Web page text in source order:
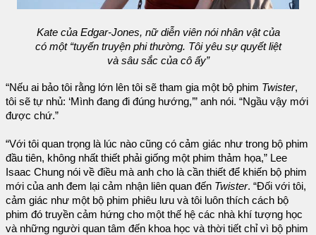
Kate của Edgar-Jones, nữ diễn viên nói nhân vật của
có một “tuyến truyện phi thường. Tôi yêu sự quyết liệt
và sâu sắc của cô ấy”
“Nếu ai bảo tôi rằng lớn lên tôi sẽ tham gia một bộ phim Twister,
tôi sẽ tự nhủ: ‘Mình đang đi đúng hướng,’” anh nói. “Ngầu vậy mới
được chứ.”
“Với tôi quan trọng là lúc nào cũng có cảm giác như trong bộ phim
đầu tiên, không nhất thiết phải giống một phim thảm họa,” Lee
Isaac Chung nói về điều mà anh cho là cần thiết để khiến bộ phim
mới của anh đem lại cảm nhận liên quan đến Twister. “Đối với tôi,
cảm giác như một bộ phim phiêu lưu và tôi luôn thích cách bộ
phim đó truyền cảm hứng cho một thế hệ các nhà khí tượng học
và những người quan tâm đến khoa học và thời tiết chỉ vì bộ phim